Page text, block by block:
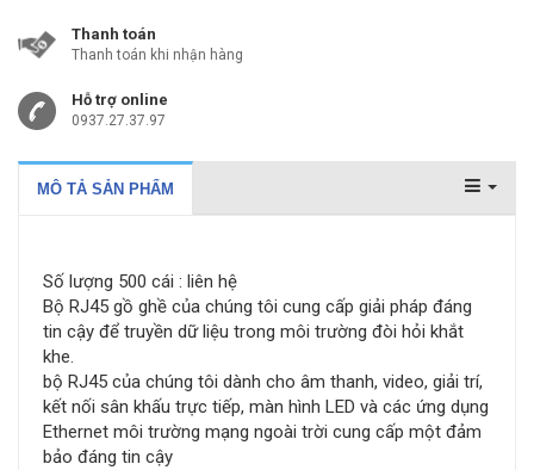
Thanh toán
Thanh toán khi nhận hàng
Hỗ trợ online
0937.27.37.97
MÔ TẢ SẢN PHẨM
Số lượng 500 cái : liên hệ
Bộ RJ45 gồ ghề của chúng tôi cung cấp giải pháp đáng
tin cậy để truyền dữ liệu trong môi trường đòi hỏi khắt
khe.
bộ RJ45 của chúng tôi dành cho âm thanh, video, giải trí,
kết nối sân khấu trực tiếp, màn hình LED và các ứng dụng
Ethernet môi trường mạng ngoài trời cung cấp một đảm
bảo đáng tin cậy